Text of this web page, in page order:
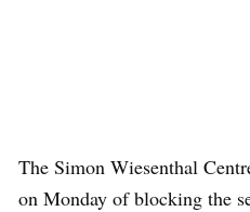
The Simon Wiesenthal
on Monday of blocking the